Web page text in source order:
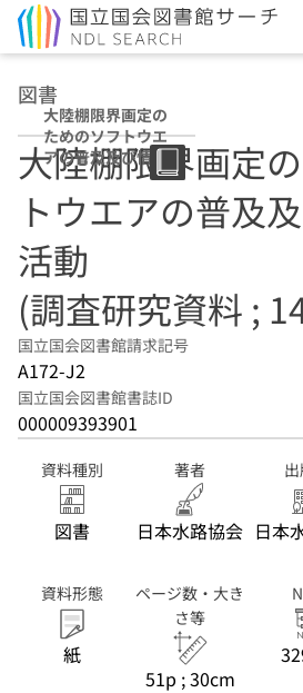
図書
大陸棚限界画定の
ためのソフトウエ
アの普及及び情報
収集活動 (調査研
究資料 ; 141)
大陸棚限界画定
トウエアの普及
活動
(調査研究資料 ;
国立国会図書館請求記号
A172-J2
国立国会図書館書誌ID
000009393901
資料種別
図書
著者
日本水路協会 日本
資料形態
紙
ページ数・大き
さ等
51p ; 30cm